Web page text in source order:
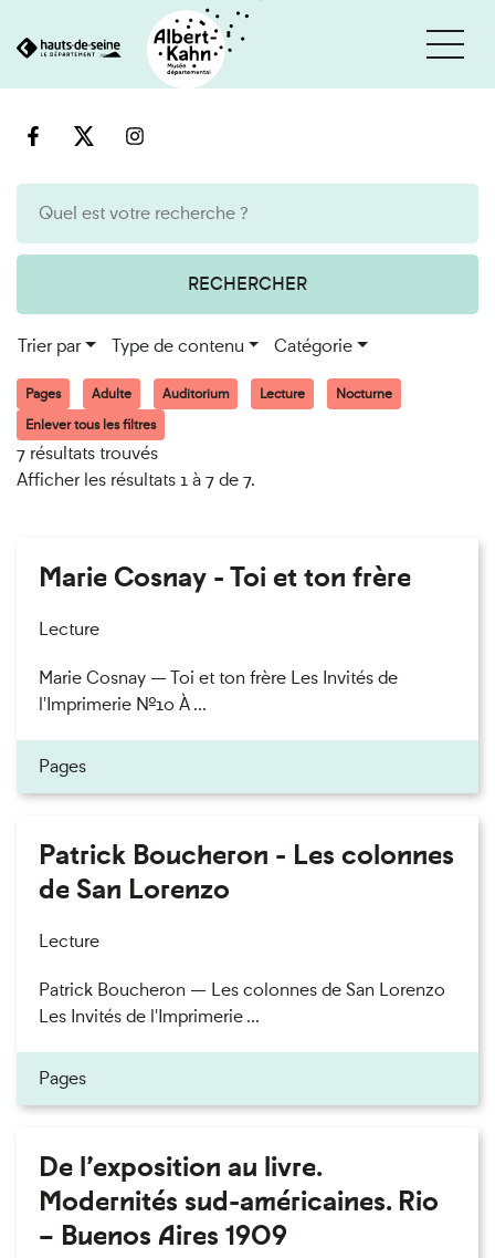
au
RECHERCHER
Trier par Type de contenu Catégorie
Pages Adulte Auditorium Lecture
Nocturne
Enlever tous les filtres
7 résultats trouvés
Afficher les résultats 1 à 7 de 7.
Marie Cosnay - Toi et ton frère
Lecture
Marie Cosnay — Toi et ton frère Les Invités de
l'Imprimerie n°10 À ...
Pages
Patrick Boucheron - Les colonnes
de San Lorenzo
Lecture
Patrick Boucheron — Les colonnes de San Lorenzo
Les Invités de l'Imprimerie ...
Pages
De l’exposition au livre.
Modernités sud-américaines. Rio
– Buenos Aires 1909
Cookies et traceurs utilisés sur ce site